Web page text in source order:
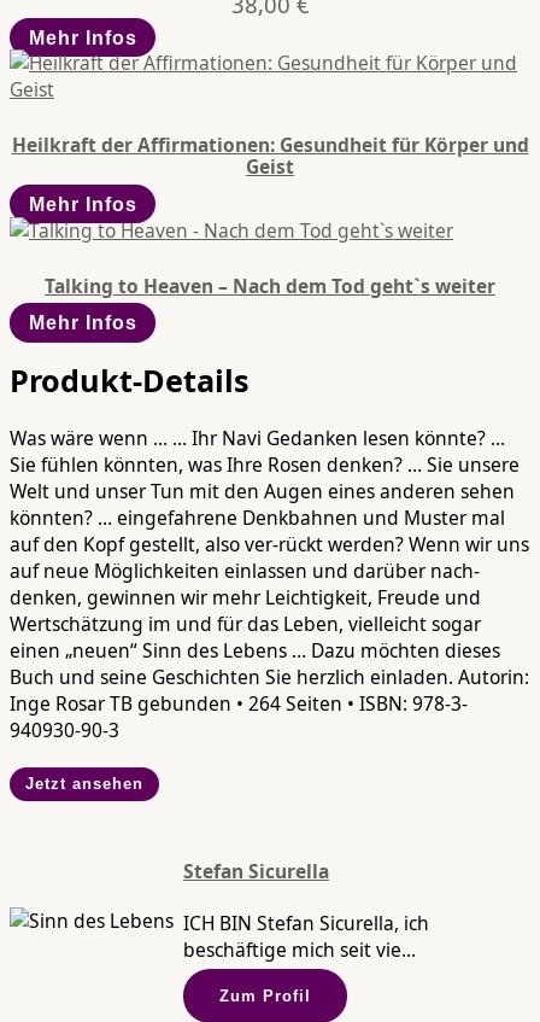
Mehr Infos
Heilkraft der Affirmationen: Gesundheit für Körper und
Geist
Mehr Infos
Talking to Heaven – Nach dem Tod geht`s weiter
Mehr Infos
Produkt-Details
Was wäre wenn … … Ihr Navi Gedanken lesen könnte? …
Sie fühlen könnten, was Ihre Rosen denken? … Sie unsere
Welt und unser Tun mit den Augen eines anderen sehen
könnten? … eingefahrene Denkbahnen und Muster mal
auf den Kopf gestellt, also ver-rückt werden? Wenn wir uns
auf neue Möglichkeiten einlassen und darüber nach-
denken, gewinnen wir mehr Leichtigkeit, Freude und
Wertschätzung im und für das Leben, vielleicht sogar
einen „neuen“ Sinn des Lebens … Dazu möchten dieses
Buch und seine Geschichten Sie herzlich einladen. Autorin:
Inge Rosar TB gebunden • 264 Seiten • ISBN: 978-3-
940930-90-3
Jetzt ansehen
Stefan Sicurella
ICH BIN Stefan Sicurella, ich
beschäftige mich seit vie...
Zum Profil